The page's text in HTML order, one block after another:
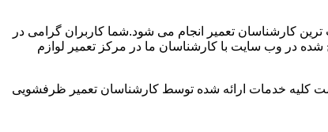
کارشناسان تعمیر انجام می شود.شما کاربران گرامی در
در وب سایت با کارشناسان ما در مرکز تعمیر لوازم
کلیه خدمات ارائه شده توسط کارشناسان تعمیر ظرفشویی